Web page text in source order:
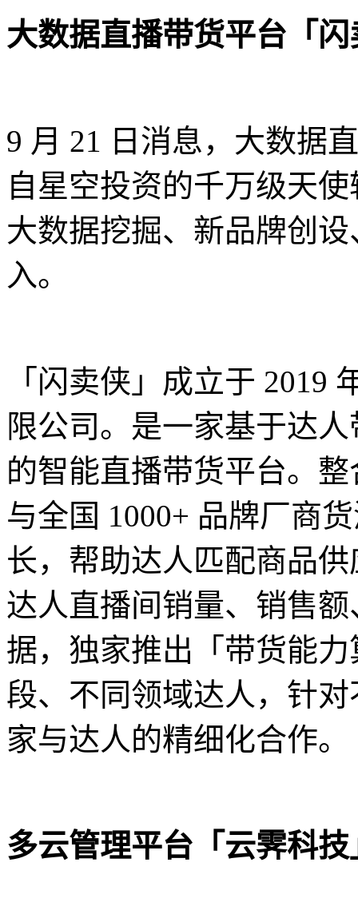
大数据直播带货平台「
9 月 21 日消息，大数据
自星空投资的千万级天
大数据挖掘、新品牌创
入。
「闪卖侠」成立于 2019
限公司。是一家基于达
的智能直播带货平台。
与全国 1000+ 品牌厂商
长，帮助达人匹配商品
达人直播间销量、销售
据，独家推出「带货能
段、不同领域达人，针
家与达人的精细化合作。
多云管理平台「云霁科